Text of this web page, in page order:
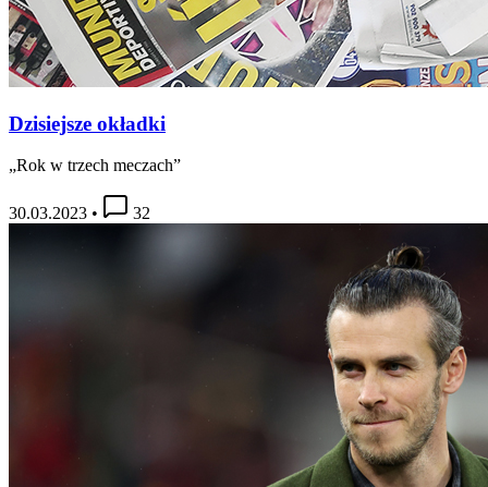
Dzisiejsze okładki
„Rok w trzech meczach”
30.03.2023 • 32